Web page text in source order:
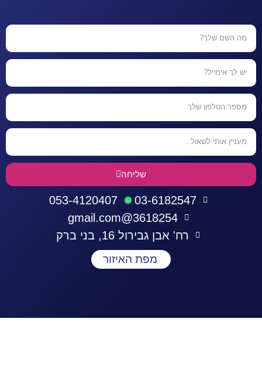
שליחה
03-6182547
053-4120407
3618254@gmail.com
רח' אבן גבירול 16, בני ברק
מפת האיזור